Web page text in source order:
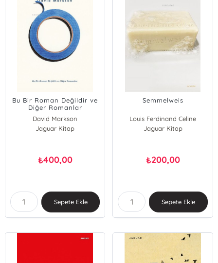
Bu Bir Roman Değildir ve
Diğer Romanlar
David Markson
Jaguar Kitap
₺400,00
Sepete Ekle
Semmelweis
Louis Ferdinand Celine
Jaguar Kitap
₺200,00
Sepete Ekle